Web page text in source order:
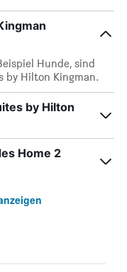
Hunde, sind
by Hilton Kingman.
by Hilton
Home 2